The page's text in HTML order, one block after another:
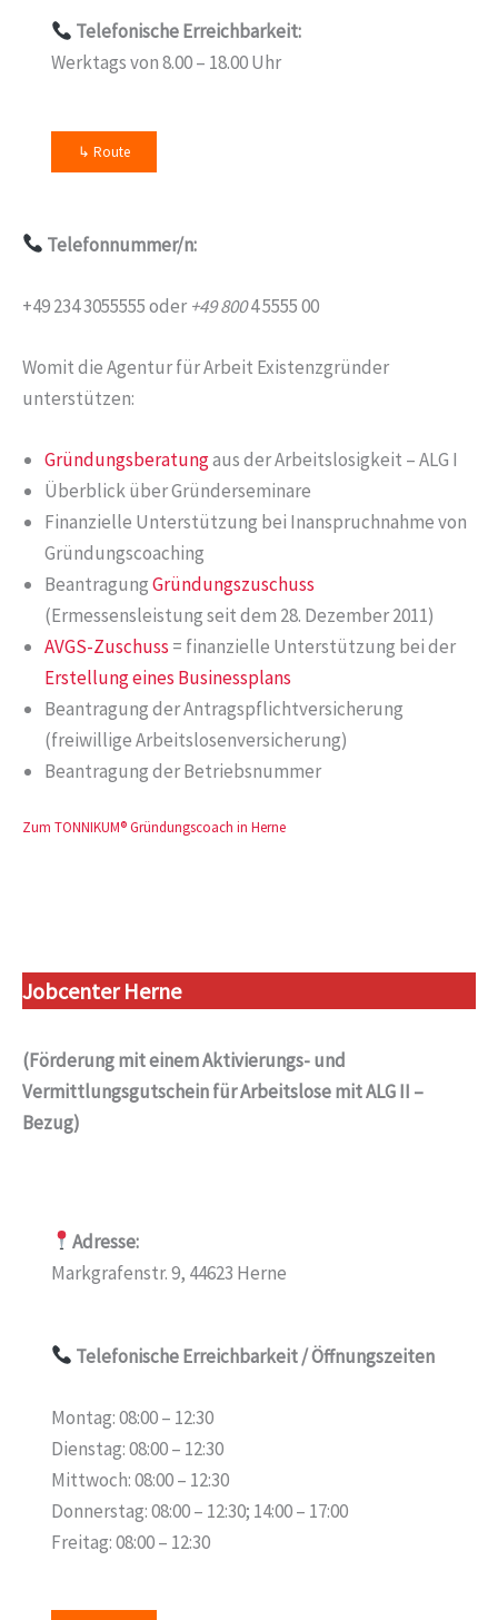
Telefonische Erreichbarkeit:
Werktags von 8.00 – 18.00 Uhr
↳ Route
Telefonnummer/n:
+49 234 3055555 oder+49 8004 5555 00
Womit die Agentur für Arbeit Existenzgründer
unterstützen:
Gründungsberatungaus der Arbeitslosigkeit – ALG I
Überblick über Gründerseminare
Finanzielle Unterstützung bei Inanspruchnahme von
Gründungscoaching
BeantragungGründungszuschuss
(Ermessensleistung seit dem 28. Dezember 2011)
AVGS-Zuschuss = finanzielle Unterstützung bei der
Erstellung eines Businessplans
Beantragung der Antragspflichtversicherung
(freiwillige Arbeitslosenversicherung)
Beantragung der Betriebsnummer
Zum TONNIKUM® Gründungscoach in Herne
Jobcenter Herne
(Förderung mit einem Aktivierungs- und
Vermittlungsgutschein für Arbeitslose mit ALG II –
Bezug)
Adresse:
Markgrafenstr. 9, 44623 Herne
Telefonische Erreichbarkeit/ Öffnungszeiten
Montag: 08:00 – 12:30
Dienstag: 08:00 – 12:30
Mittwoch: 08:00 – 12:30
Donnerstag: 08:00 – 12:30; 14:00 – 17:00
Freitag: 08:00 – 12:30